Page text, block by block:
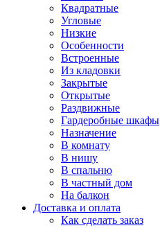
Квадратные
Угловые
Низкие
Особенности
Встроенные
Из кладовки
Закрытые
Открытые
Раздвижные
Гардеробные шкафы
Назначение
В комнату
В нишу
В спальню
В частный дом
На балкон
Доставка и оплата
Как сделать заказ